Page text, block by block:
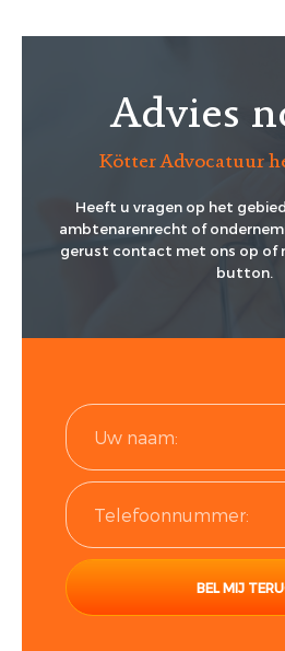
Advies
Kötter Advocatuur
Heeft u vragen op het
ambtenarenrecht of
gerust contact met ons op of
button.